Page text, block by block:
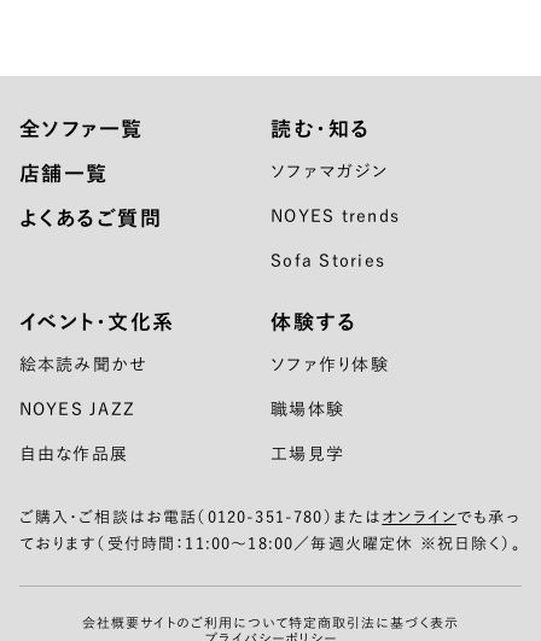
全ソファ一覧
店舗一覧
よくあるご質問
読む・知る
ソファマガジン
NOYES trends
Sofa Stories
イベント・文化系
絵本読み聞かせ
NOYES JAZZ
自由な作品展
体験する
ソファ作り体験
職場体験
工場見学
ご購入・ご相談はお電話（0120-351-780）または オンラインでも承っ
ております（受付時間：11:00〜18:00／毎週火曜定休 ※祝日除く）。
会社概要サイトのご利用について特定商取引法に基づく表示
プライバシーポリシー